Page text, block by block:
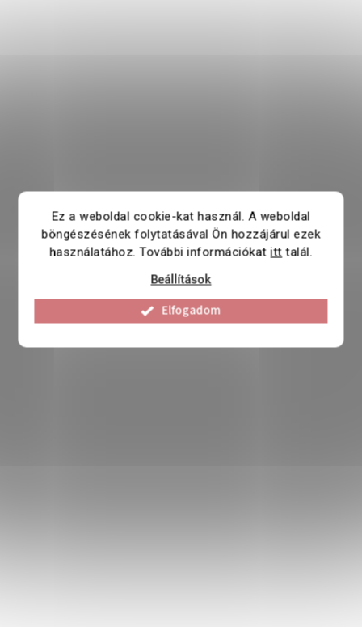
Ez a weboldal cookie-kat használ. A weboldal
böngészésének folytatásával Ön hozzájárul ezek
használatához. További információkatitt talál.
Beállítások
Elfogadom